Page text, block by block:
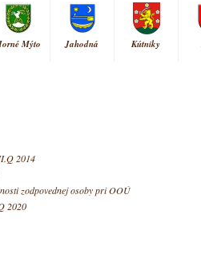
Mýto Jahodná Kútniky
2014
zodpovednej osoby pri OOÚ
2020